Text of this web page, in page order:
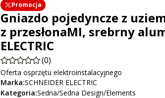
Promocja
Gniazdo pojedyncze z
z przesłonaMI, srebrny
ELECTRIC
(0)
Oferta osprzętu elektroinstalacyjnego
Marka:SCHNEIDER ELECTRIC
Kategoria:Sedna/Sedna Design/Elements